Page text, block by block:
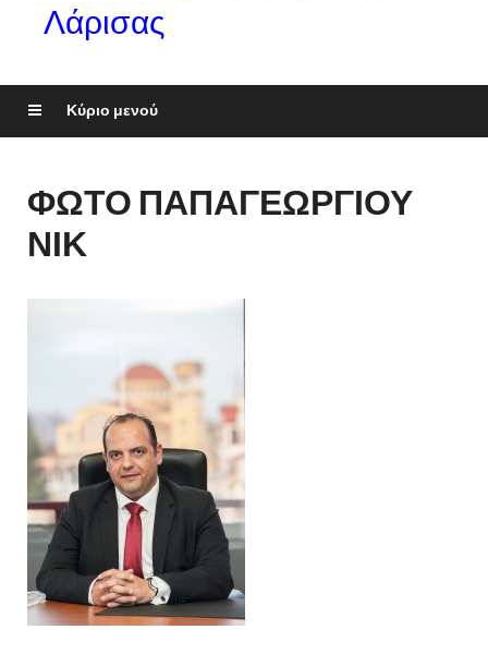
Λάρισας
Κύριο μενού
ΦΩΤΟ ΠΑΠΑΓΕΩΡΓΙΟΥ
ΝΙΚ